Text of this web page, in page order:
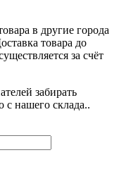
в другие города
товара до
за счёт
забирать
с нашего склада..